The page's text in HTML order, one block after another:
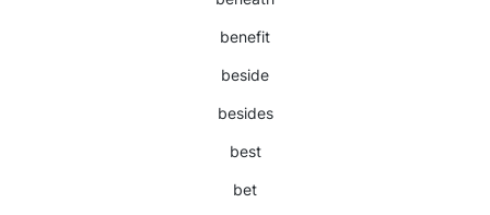
benefit
beside
besides
best
bet